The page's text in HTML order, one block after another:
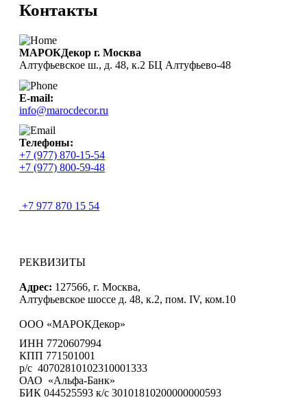
Контакты
МАРОКДекор г. Москва
Алтуфьевское ш., д. 48, к.2 БЦ Алтуфьево-48
E-mail:
info@marocdecor.ru
Телефоны:
+7 (977) 870-15-54
+7 (977) 800-59-48
+7 977 870 15 54
РЕКВИЗИТЫ
Адрес: 127566, г. Москва,
Алтуфьевское шоссе д. 48, к.2, пом. IV, ком.10
ООО «МАРОКДекор»
ИНН 7720607994
КПП 771501001
р/с 40702810102310001333
ОАО «Альфа-Банк»
БИК 044525593 к/с 30101810200000000593